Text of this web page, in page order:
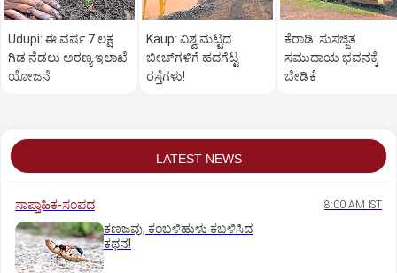
Udupi: ಈ ವರ್ಷ 7 ಲಕ್ಷ
ಗಿಡ ನೆಡಲು ಅರಣ್ಯ ಇಲಾಖೆ
ಯೋಜನೆ
Kaup: ವಿಶ್ವ ಮಟ್ಟದ
ಬೀಚ್‌ಗಳಿಗೆ ಹದಗೆಟ್ಟ
ರಸ್ತೆಗಳು!
ಕೆರಾಡಿ: ಸುಸಜ್ಜಿತ
ಸಮುದಾಯ ಭವನಕ್ಕೆ
ಬೇಡಿಕೆ
LATEST NEWS
ಸಾಪ್ತಾಹಿಕ-ಸಂಪದ 8:00 AM IST
ಕಣಜವು, ಕಂಬಳಿಹುಳು ಕಬಳಿಸಿದ
ಕಥನ!